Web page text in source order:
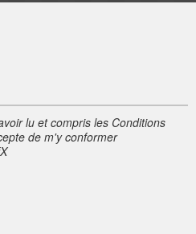
lu et compris les Conditions
de m'y conformer